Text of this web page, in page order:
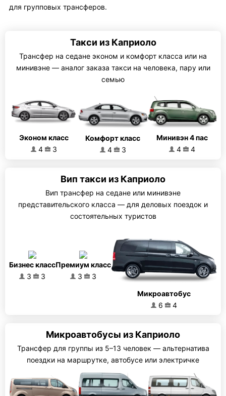
для групповых трансферов.
Такси из Каприоло
Трансфер на седане эконом и комфорт класса или на
минивэне — аналог заказа такси на человека, пару или
семью
Эконом класс
4
3
Комфорт класс
4
3
Минивэн 4 пас
4
4
Вип такси из Каприоло
Вип трансфер на седане или минивэне
представительского класса — для деловых поездок и
состоятельных туристов
Бизнес класс
3
3
Премиум класс
3
3
Микроавтобус
6
4
Микроавтобусы из Каприоло
Трансфер для группы из 5–13 человек — альтернатива
поездки на маршрутке, автобусе или электричке